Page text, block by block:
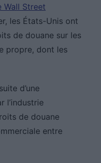
Wall Street
les États-Unis ont
de douane sur les
propre, dont les
d’une
l’industrie
de douane
entre